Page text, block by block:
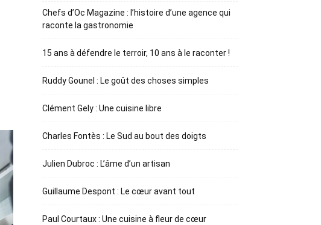
Chefs d’Oc Magazine : l’histoire d’une agence qui
raconte la gastronomie
15 ans à défendre le terroir, 10 ans à le raconter !
Ruddy Gounel : Le goût des choses simples
Clément Gely : Une cuisine libre
Charles Fontès : Le Sud au bout des doigts
Julien Dubroc : L’âme d’un artisan
Guillaume Despont : Le cœur avant tout
Paul Courtaux : Une cuisine à fleur de cœur